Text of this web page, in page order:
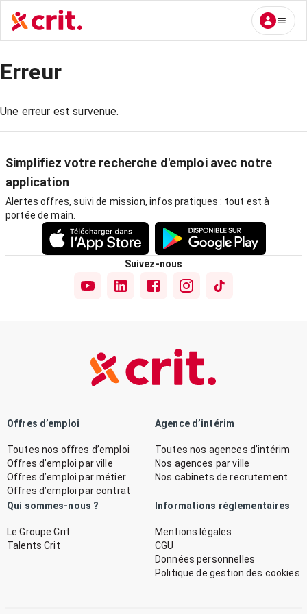
Erreur
Une erreur est survenue.
Simplifiez votre recherche d'emploi avec notre
application
Alertes offres, suivi de mission, infos pratiques : tout est à
portée de main.
Suivez-nous
Offres d’emploi
Toutes nos offres d’emploi
Offres d’emploi par ville
Offres d’emploi par métier
Offres d’emploi par contrat
Agence d’intérim
Toutes nos agences d’intérim
Nos agences par ville
Nos cabinets de recrutement
Qui sommes-nous ?
Le Groupe Crit
Talents Crit
Informations réglementaires
Mentions légales
CGU
Données personnelles
Politique de gestion des cookies